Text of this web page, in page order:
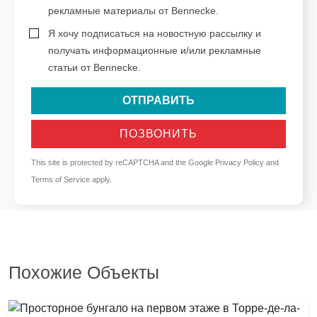
рекламные материалы от Bennecke.
Я хочу подписаться на новостную рассылку и
получать информационные и/или рекламные
статьи от Bennecke.
ОТПРАВИТЬ
ПОЗВОНИТЬ
This site is protected by reCAPTCHA and the Google Privacy Policy and
Terms of Service apply.
Похожие Объекты